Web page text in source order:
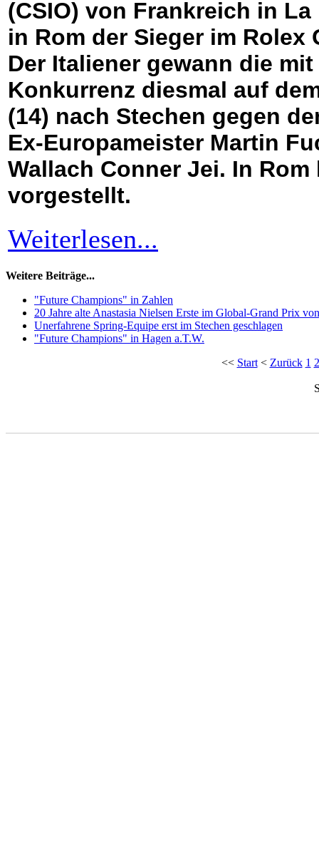
(CSIO) von Frankreich in
in Rom der Sieger im
Der Italiener gewann die
Konkurrenz diesmal auf
(14) nach Stechen gegen
Ex-Europameister Martin
Wallach Conner Jei. In
vorgestellt.
Weiterlesen...
Weitere Beiträge...
"Future Champions" in Zahlen
20 Jahre alte Anastasia Nielsen Erste im Global-Grand Prix
Unerfahrene Spring-Equipe erst im Stechen geschlagen
"Future Champions" in Hagen a.T.W.
<< Start< Zurück 1 2